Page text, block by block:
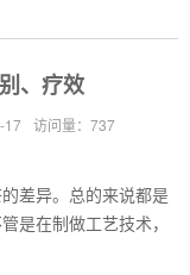
、疗效
17 访问量：737
差异。总的来说都是
是在制做工艺技术，